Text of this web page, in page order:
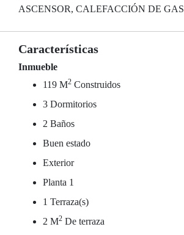
ASCENSOR, CALEFACCIÓN DE GAS
Características
Inmueble
119 M2 Construidos
3 Dormitorios
2 Baños
Buen estado
Exterior
Planta 1
1 Terraza(s)
2 M2 De terraza